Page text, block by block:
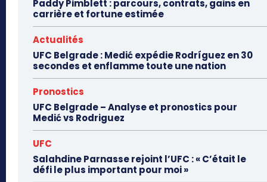
Paddy Pimblett : parcours, contrats, gains en
carrière et fortune estimée
Actualités
UFC Belgrade : Medić expédie Rodríguez en 30
secondes et enflamme toute une nation
Pronostics
UFC Belgrade – Analyse et pronostics pour
Medić vs Rodriguez
UFC
Salahdine Parnasse rejoint l’UFC : « C’était le
défi le plus important pour moi »